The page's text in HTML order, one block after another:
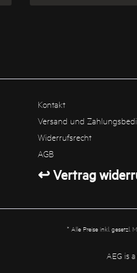
Kontakt
Versand und
Widerrufsrecht
AGB
↩ Vertrag
* Alle Preise inkl. gesetzl.
AEG is